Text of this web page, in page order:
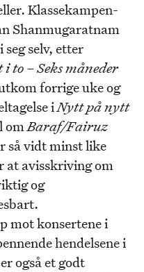
Klassekampen-
Shanmugaratnam
selv, etter
to – Seks måneder
forrige uke og
iNytt på nytt
omBaraf/Fairuz
så vidt minst like
at avisskriving om
og
mot konsertene i
hendelsene i
også et godt